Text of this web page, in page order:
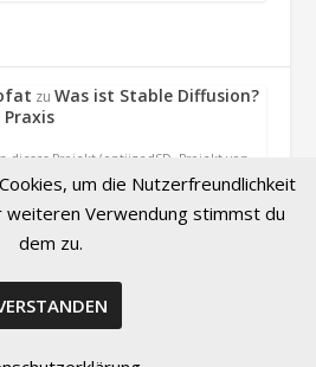
zuWas ist Stable Diffusion?
dieses Projekt (optiizedSD=Projekt von
by Aleksandra Klofat
um die Nutzerfreundlichkeit
Verwendung stimmst du
dem zu.